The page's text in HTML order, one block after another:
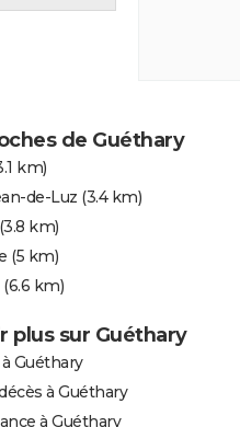
de Guéthary
km)
de-Luz (3.4 km)
(3.8 km)
(5 km)
(6.6 km)
plus sur Guéthary
Guéthary
à Guéthary
à Guéthary